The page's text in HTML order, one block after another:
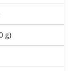
g)